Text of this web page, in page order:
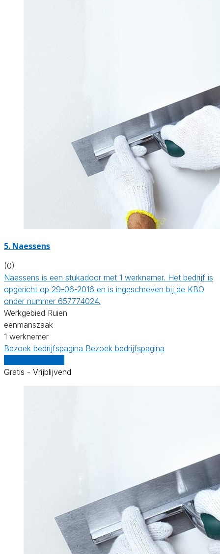
5. Naessens
(0)
Naessens is een stukadoor met 1 werknemer. Het bedrijf is
opgericht op 29-06-2016 en is ingeschreven bij de KBO
onder nummer 657774024.
Werkgebied Ruien
eenmanszaak
1 werknemer
Bezoek bedrijfspagina Bezoek bedrijfspagina
Gratis - Vrijblijvend